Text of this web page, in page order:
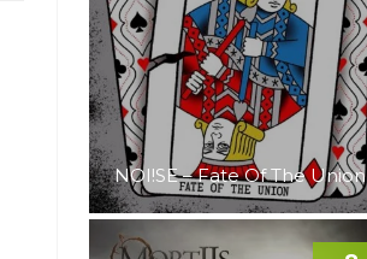
NOI!SE – Fate Of The Union